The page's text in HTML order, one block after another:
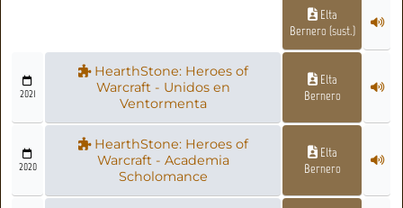
Elta
Bernero (sust.)
2021
HearthStone: Heroes of
Warcraft - Unidos en
Ventormenta
Elta
Bernero
2020
HearthStone: Heroes of
Warcraft - Academia
Scholomance
Elta
Bernero